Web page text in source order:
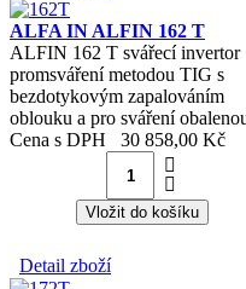
ALFA IN ALFIN 162 T
ALFIN 162 T svářecí invertor
promsváření metodou TIG s
bezdotykovým zapalováním
oblouku a pro sváření
Cena s DPH
30 858,00 Kč
Detail zboží